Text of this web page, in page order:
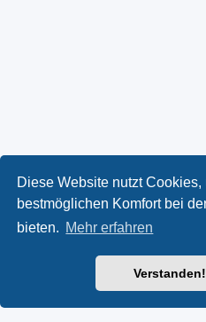
Diese Website nutzt Cookies,
bestmöglichen Komfort bei
bieten. Mehr erfahren
Verstanden!